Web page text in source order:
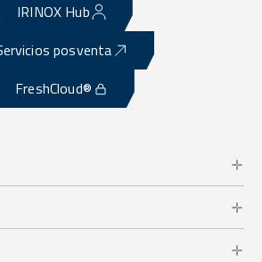
IRINOX Hub
posventa
FreshCloud®